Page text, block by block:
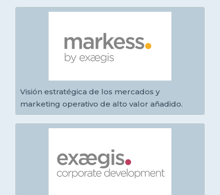
Visión estratégica de los mercados y
marketing operativo de alto valor añadido.